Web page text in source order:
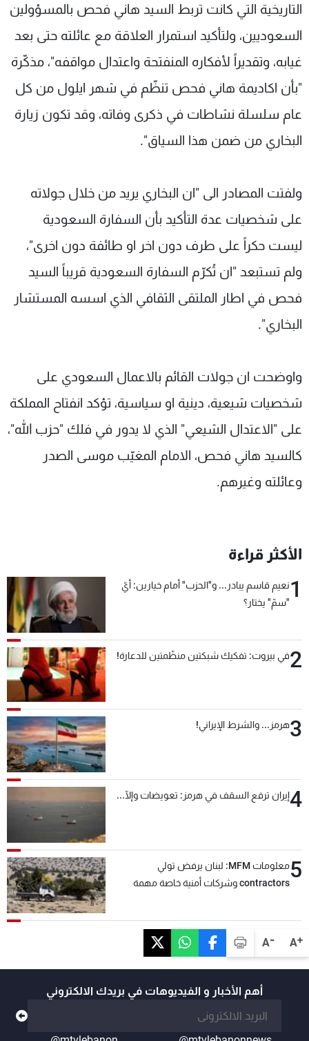
A+
A-
التاريخية التي كانت تربط السيد هاني فحص بالمسؤولين
السعوديين، ولتأكيد استمرار العلاقة مع عائلته حتى بعد
غيابه، وتقديراً لأفكاره المنفتحة واعتدال مواقفه"، مذكّرة
"بأن اكاديمة هاني فحص تنظّم في شهر ايلول من كل
عام سلسلة نشاطات في ذكرى وفاته، وقد تكون زيارة
البخاري من ضمن هذا السياق".
ولفتت المصادر الى "ان البخاري يريد من خلال جولاته
على شخصيات عدة التأكيد بأن السفارة السعودية
ليست حكراً على طرف دون اخر او طائفة دون اخرى"،
ولم تستبعد "ان تُكرّم السفارة السعودية قريباً السيد
فحص في اطار الملتقى الثقافي الذي اسسه المستشار
البخاري".
واوضحت ان جولات القائم بالاعمال السعودي على
شخصيات شيعية، دينية او سياسية، تؤكد انفتاح المملكة
على "الاعتدال الشيعي" الذي لا يدور في فلك "حزب الله"،
كالسيد هاني فحص، الامام المغيّب موسى الصدر
وعائلته وغيرهم.
الأكثر قراءة
1نعيم قاسم يبادر... و"الحزب" أمام خيارين: أيّ
"سمّ" يختار؟
2في بيروت: تفكيك شبكتين منظّمتين للدعارة!
3هرمز... والشرط الإيراني!
4إيران ترفع السقف في هرمز: تعويضات وإلّا...
5
معلومات MFM: لبنان يرفض تولي
contractors وشركات أمنية خاصة مهمة
أهم الأخبار و الفيديوهات في بريدك الالكتروني